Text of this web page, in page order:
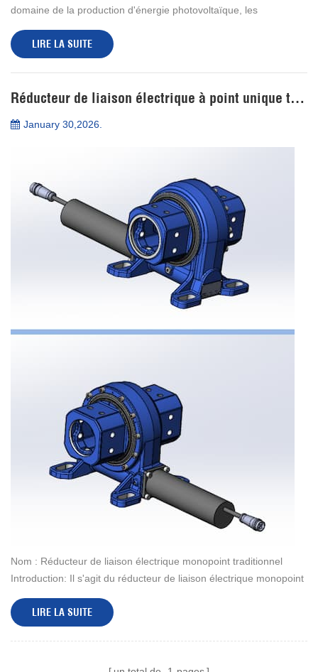
domaine de la production d'énergie photovoltaïque, les
réducteurs sont fréquemment utilisés comme composants
essentiels du réseau de tr...
LIRE LA SUITE
Réducteur de liaison électrique à point unique traditionnel
January 30,2026.
Nom : Réducteur de liaison électrique monopoint traditionnel
Introduction: Il s'agit du réducteur de liaison électrique monopoint
traditionnel de l'entreprise, principalement utilisé dans le suivi
sol... LIRE LA SUITE